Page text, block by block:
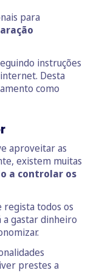
para
instruções
Desta
como
aproveitar as
existem muitas
a controlar os
regista todos os
a gastar dinheiro
prestes a